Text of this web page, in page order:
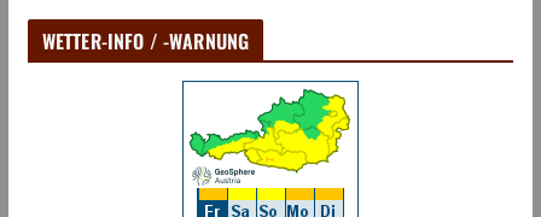
WETTER-INFO / -WARNUNG